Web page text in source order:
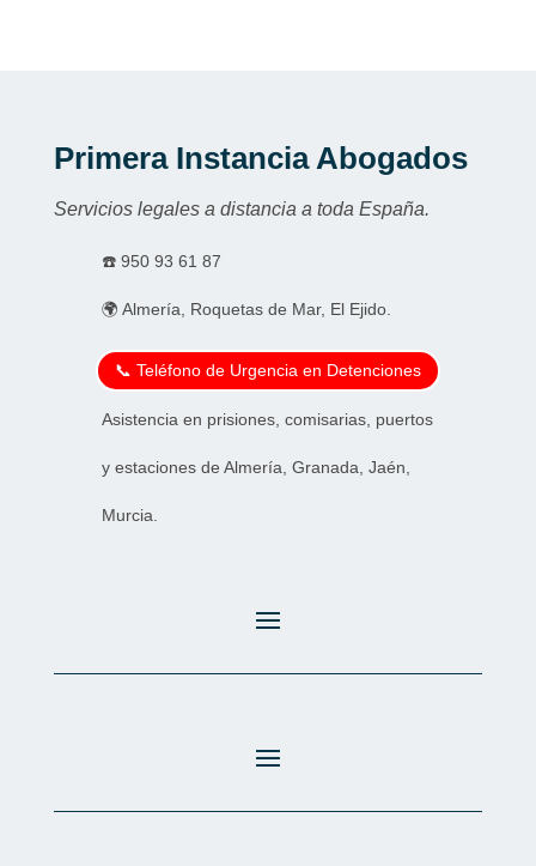
Primera Instancia Abogados
Servicios legales a distancia a toda España.
☎️ 950 93 61 87
🌍 Almería, Roquetas de Mar, El Ejido.
📞 Teléfono de Urgencia en Detenciones
Asistencia en prisiones, comisarias, puertos
y estaciones de Almería, Granada, Jaén,
Murcia.